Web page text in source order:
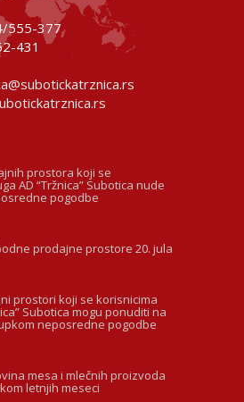
555-377
431
prostora koji se
AD “Tržnica” Subotica nude
pogodbe
prodajne prostore 20. jula
prostori koji se korisnicima
Subotica mogu ponuditi na
neposredne pogodbe
mesa i mlečnih proizvoda
letnjih meseci